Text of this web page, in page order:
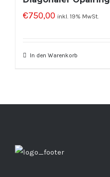
€750,00 inkl. 19% MwSt.
In den Warenkorb